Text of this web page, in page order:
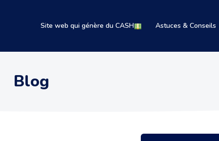
Site web qui génère du CASH Astuces & Conseils
Blog